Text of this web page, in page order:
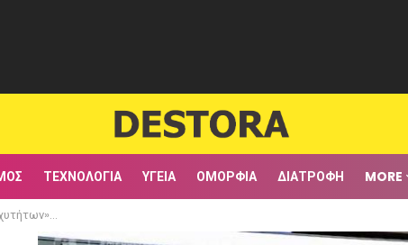
ΤΕΧΝΟΛΟΓΊΑ ΥΓΕΊΑ ΟΜΟΡΦΙΆ ΔΙΑΤΡΟΦΉ MORE
Παπανικολάου